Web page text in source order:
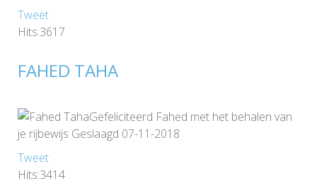
Tweet
Hits:3617
FAHED TAHA
Gefeliciteerd Fahed met het behalen van
je rijbewijs Geslaagd 07-11-2018
Tweet
Hits:3414